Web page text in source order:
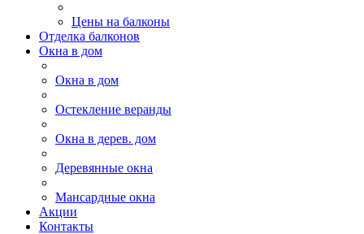
Цены на балконы
Отделка балконов
Окна в дом
Окна в дом
Остекление веранды
Окна в дерев. дом
Деревянные окна
Мансардные окна
Акции
Контакты